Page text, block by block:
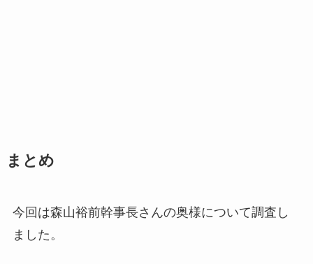
まとめ
今回は森山裕前幹事長さんの奥様について調査し
ました。